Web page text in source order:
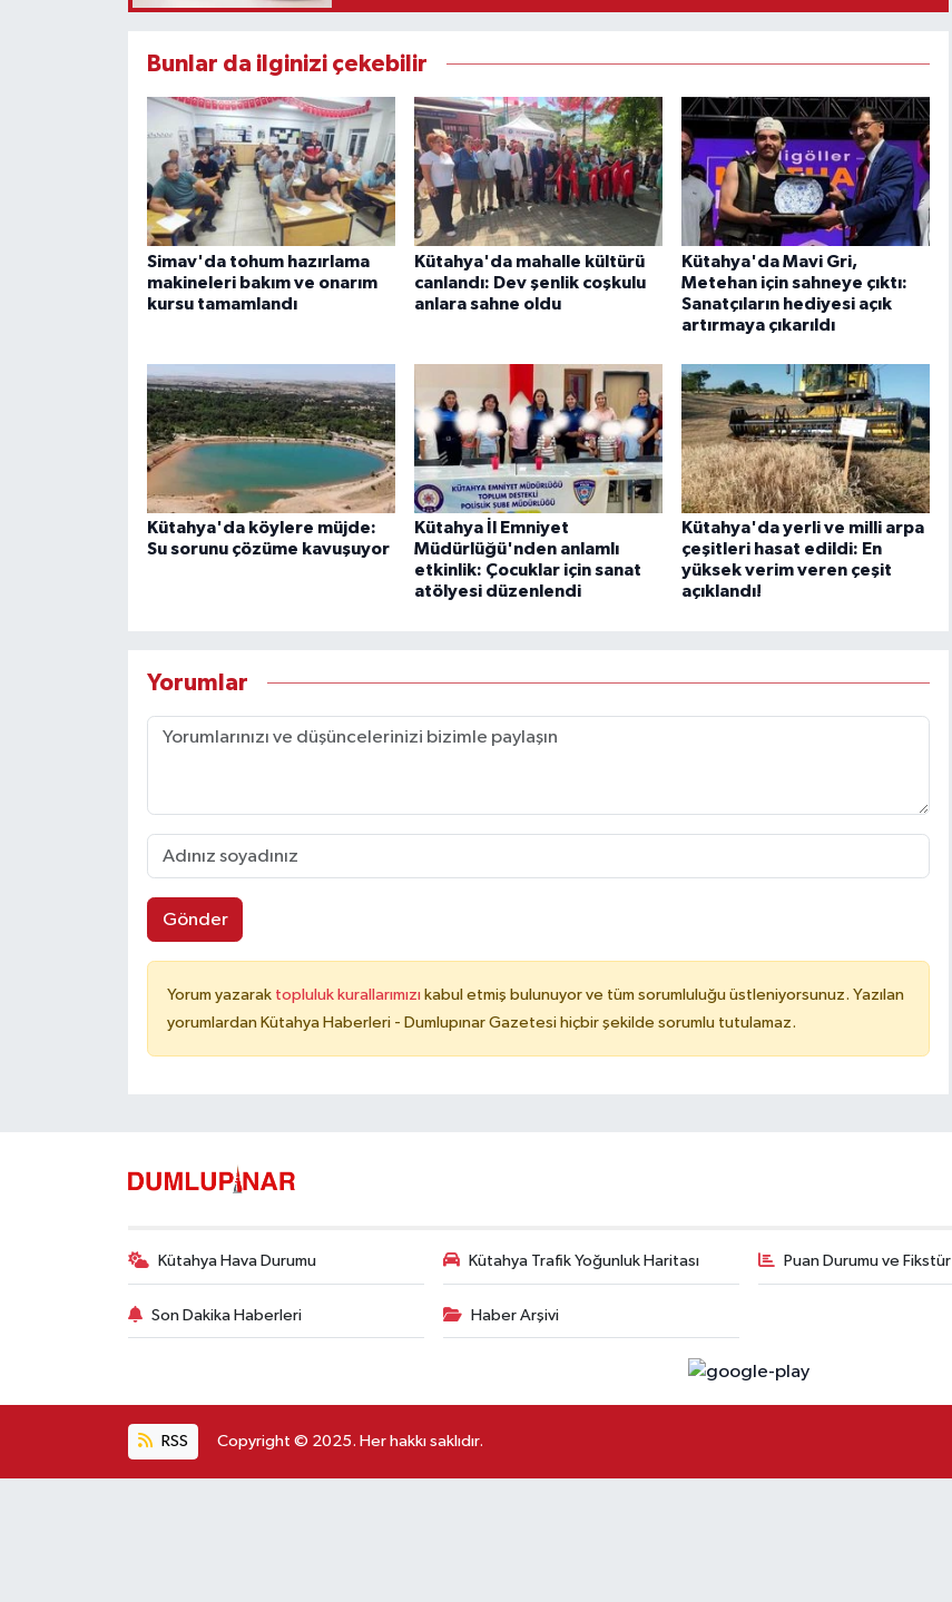
Bunlar da ilginizi çekebilir
Simav'da tohum hazırlama
makineleri bakım ve onarım
kursu tamamlandı
Kütahya'da mahalle kültürü
canlandı: Dev şenlik coşkulu
anlara sahne oldu
Kütahya'da Mavi Gri,
Metehan için sahneye çıktı:
Sanatçıların hediyesi açık
artırmaya çıkarıldı
Kütahya'da köylere müjde:
Su sorunu çözüme kavuşuyor
Kütahya İl Emniyet
Müdürlüğü'nden anlamlı
etkinlik: Çocuklar için sanat
atölyesi düzenlendi
Kütahya'da yerli ve milli arpa
çeşitleri hasat edildi: En
yüksek verim veren çeşit
açıklandı!
Yorumlar
Gönder
Yorum yazarak topluluk kurallarımızı kabul etmiş bulunuyor ve tüm sorumluluğu üstleniyorsunuz. Yazılan
yorumlardan Kütahya Haberleri - Dumlupınar Gazetesi hiçbir şekilde sorumlu tutulamaz.
Kütahya Hava Durumu Kütahya Trafik Yoğunluk Haritası Puan Durumu ve Fikstür
Son Dakika Haberleri Haber Arşivi
RSS Copyright © 2025. Her hakkı saklıdır.